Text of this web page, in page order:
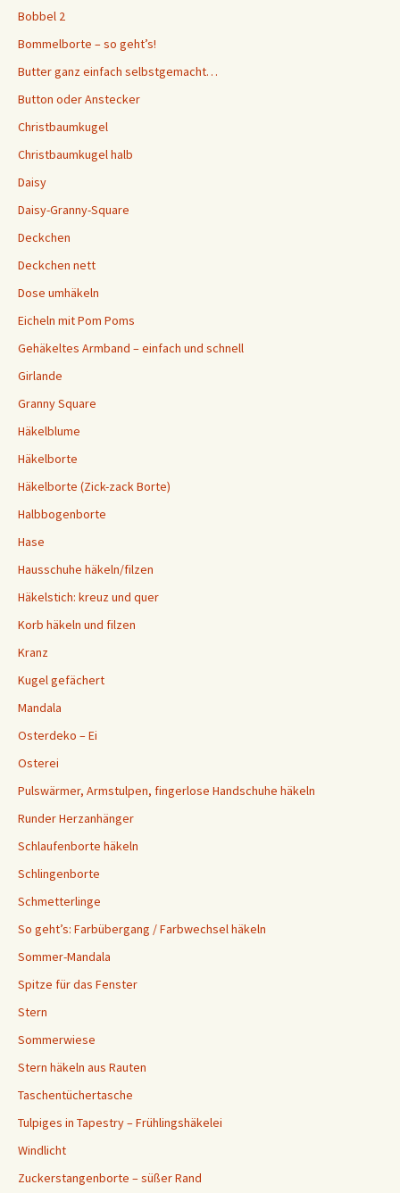
Bobbel 2
Bommelborte – so geht’s!
Butter ganz einfach selbstgemacht…
Button oder Anstecker
Christbaumkugel
Christbaumkugel halb
Daisy
Daisy-Granny-Square
Deckchen
Deckchen nett
Dose umhäkeln
Eicheln mit Pom Poms
Gehäkeltes Armband – einfach und schnell
Girlande
Granny Square
Häkelblume
Häkelborte
Häkelborte (Zick-zack Borte)
Halbbogenborte
Hase
Hausschuhe häkeln/filzen
Häkelstich: kreuz und quer
Korb häkeln und filzen
Kranz
Kugel gefächert
Mandala
Osterdeko – Ei
Osterei
Pulswärmer, Armstulpen, fingerlose Handschuhe häkeln
Runder Herzanhänger
Schlaufenborte häkeln
Schlingenborte
Schmetterlinge
So geht’s: Farbübergang / Farbwechsel häkeln
Sommer-Mandala
Spitze für das Fenster
Stern
Sommerwiese
Stern häkeln aus Rauten
Taschentüchertasche
Tulpiges in Tapestry – Frühlingshäkelei
Windlicht
Zuckerstangenborte – süßer Rand